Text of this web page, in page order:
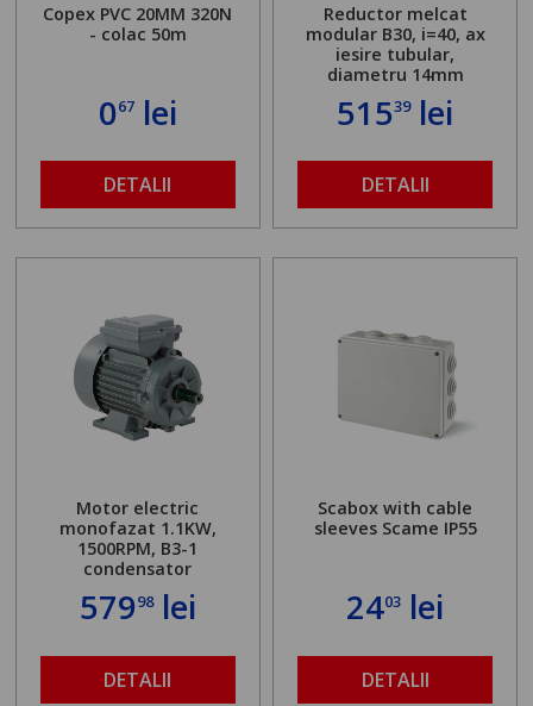
Copex PVC 20MM 320N
- colac 50m
067lei
DETALII
Reductor melcat
modular B30, i=40, ax
iesire tubular,
diametru 14mm
51539lei
DETALII
Motor electric
monofazat 1.1KW,
1500RPM, B3-1
condensator
57998lei
DETALII
Scabox with cable
sleeves Scame IP55
2403 lei
DETALII